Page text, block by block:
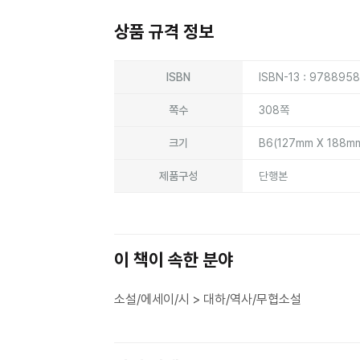
상품 규격 정보
ISBN ISBN-13 :
쪽수 308쪽
크기 B6(127mm X
제품구성 단행본
이 책이 속한 분야
소설/에세이/시 > 대하/역사/무협소설